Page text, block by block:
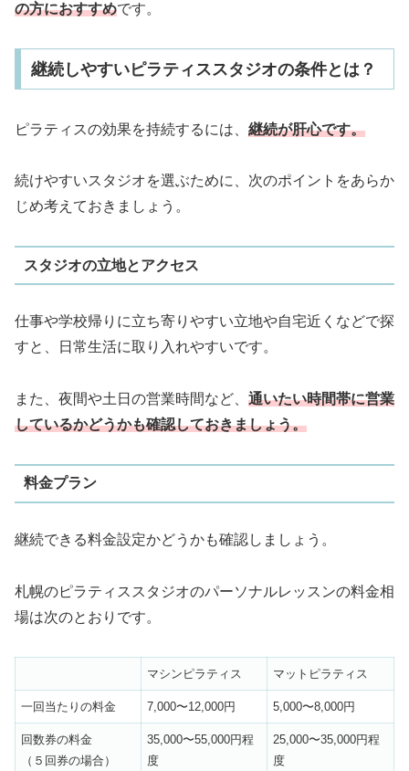
の方におすすめです。
継続しやすいピラティススタジオの条件とは？
ピラティスの効果を持続するには、 継続が肝心です。
続けやすいスタジオを選ぶために、次のポイントをあらか
じめ考えておきましょう。
スタジオの立地とアクセス
仕事や学校帰りに立ち寄りやすい立地や自宅近くなどで探
すと、日常生活に取り入れやすいです。
また、夜間や土日の営業時間など、 通いたい時間帯に営業
しているかどうかも確認しておきましょう。
料金プラン
継続できる料金設定かどうかも確認しましょう。
札幌のピラティススタジオのパーソナルレッスンの料金相
場は次のとおりです。
マシンピラティス マットピラティス
一回当たりの料金 7,000〜12,000円 5,000〜8,000円
回数券の料金
（５回券の場合）
35,000〜55,000円程
度
25,000〜35,000円程
度